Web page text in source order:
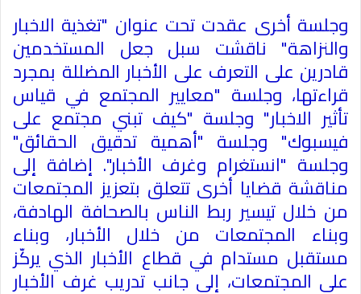
وجلسة أخرى عقدت تحت عنوان "تغذية الاخبار
والنزاهة" ناقشت سبل جعل المستخدمين
قادرين على التعرف على الأخبار المضللة بمجرد
قراءتها، وجلسة "معايير المجتمع في قياس
تأثير الاخبار" وجلسة "كيف تبني مجتمع على
فيسبوك" وجلسة "أهمية تدقيق الحقائق"
وجلسة "انستغرام وغرف الأخبار". إضافة إلى
مناقشة قضايا أخرى تتعلق بتعزيز المجتمعات
من خلال تيسير ربط الناس بالصحافة الهادفة،
وبناء المجتمعات من خلال الأخبار، وبناء
مستقبل مستدام في قطاع الأخبار الذي يركّز
على المجتمعات، إلى جانب تدريب غرف الأخبار